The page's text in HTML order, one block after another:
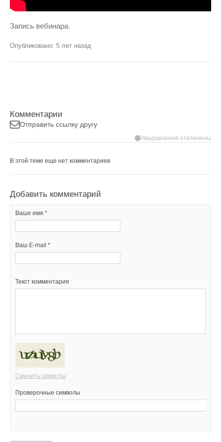
Запись вебинара.
Опубликовано: 5 лет назад
Комментарии
Отправить ссылку другу
Уведомления отключены
В этой теме еще нет комментариев
Добавить комментарий
Ваше имя *
Ваш E-mail *
Текст комментария
Сменить символы
Проверочные символы